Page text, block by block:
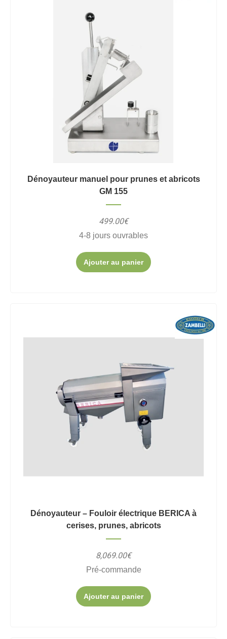
Dénoyauteur manuel pour prunes et abricots
GM 155
499.00€
4-8 jours ouvrables
Ajouter au panier
Dénoyauteur – Fouloir électrique BERICA à
cerises, prunes, abricots
8,069.00€
Pré-commande
Ajouter au panier